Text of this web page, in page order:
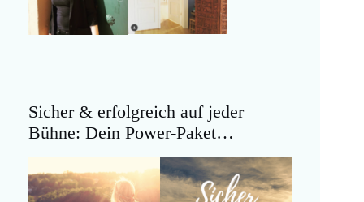
Sicher & erfolgreich auf jeder
Bühne: Dein Power-Paket…